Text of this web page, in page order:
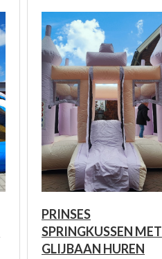
PRINSES
SPRINGKUSSEN MET
GLIJBAAN HUREN